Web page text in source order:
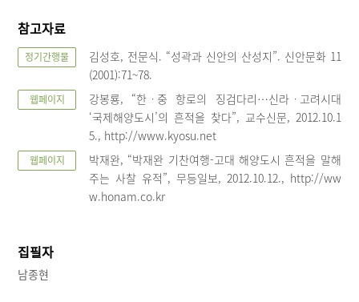
참고자료
정기간행물
김성호, 전문식. “성곽과 신안의 산성지”. 신안문화 11
(2001):71~78.
웹페이지
강봉룡, “한ㆍ중 항로의 징검다리…신라ㆍ고려시대
‘국제해양도시’의 흔적을 찾다”, 교수신문, 2012.10.1
5., http://www.kyosu.net
웹페이지
박재완, “박재완 기찬여행-고대 해양도시 흔적을 말해
주는 사찰 유적”, 무등일보, 2012.10.12., http://ww
w.honam.co.kr
집필자
남종현